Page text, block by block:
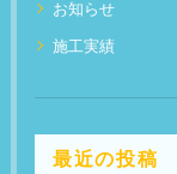
お知らせ
施工実績
最近の投稿